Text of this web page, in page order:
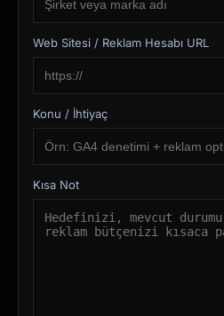
Web Sitesi / Reklam Hesabı URL
Konu / İhtiyaç
Kısa Not